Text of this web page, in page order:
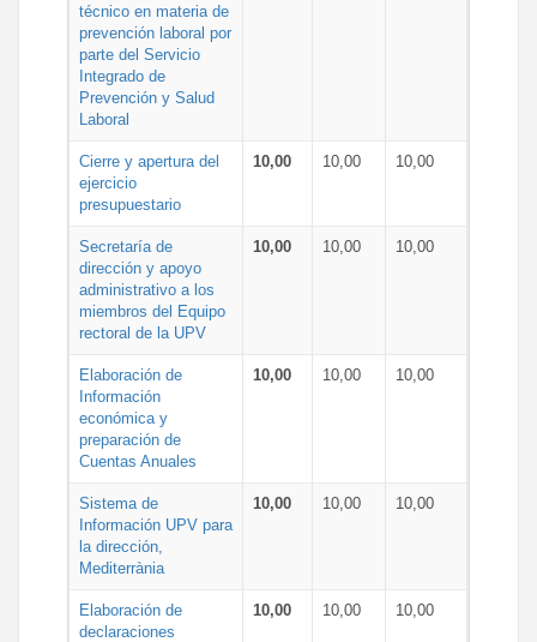
técnico en materia de
prevención laboral por
parte del Servicio
Integrado de
Prevención y Salud
Laboral
Cierre y apertura del
ejercicio
presupuestario
10,00 10,00 10,00
Secretaría de
dirección y apoyo
administrativo a los
miembros del Equipo
rectoral de la UPV
10,00 10,00 10,00
Elaboración de
Información
económica y
preparación de
Cuentas Anuales
10,00 10,00 10,00
Sistema de
Información UPV para
la dirección,
Mediterrània
10,00 10,00 10,00
Elaboración de
declaraciones
10,00 10,00 10,00